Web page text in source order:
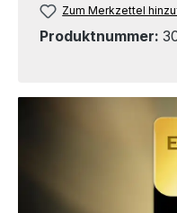
Zum Merkzettel
Produktnummer: